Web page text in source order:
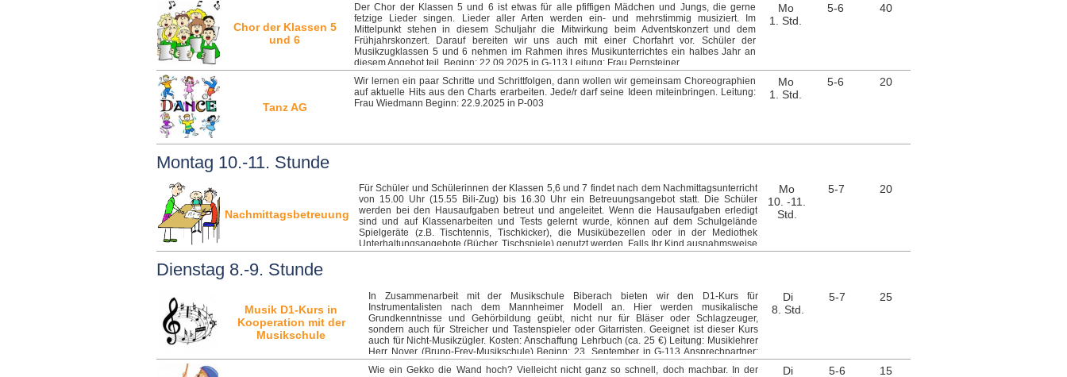
Klasse kennenlernt und die Arbeit wirklich Spaß macht. Du hast Lust, gemeinsam mit
anderen Schüler*innen Ideen zu entwickeln, Projekte ins Leben zu rufen und das Schulleben
aktiv mitzugestalten? Dann bist du bei uns genau richtig. Wir freuen uns immer auf neue,
motivierte Mitglieder! Beginn: 25.09.25 Leitung: Frau Heinkele, Herr Ott
Chor der Klassen 5
und 6
Der Chor der Klassen 5 und 6 ist etwas für alle pfiffigen Mädchen und Jungs, die gerne
fetzige Lieder singen. Lieder aller Arten werden ein- und mehrstimmig musiziert. Im
Mittelpunkt stehen in diesem Schuljahr die Mitwirkung beim Adventskonzert und dem
Frühjahrskonzert. Darauf bereiten wir uns auch mit einer Chorfahrt vor. Schüler der
Musikzugklassen 5 und 6 nehmen im Rahmen ihres Musikunterrichtes ein halbes Jahr an
diesem Angebot teil. Beginn: 22.09.2025 in G-113 Leitung: Frau Pernsteiner
Mo
1. Std.
5-6 40
Tanz AG
Wir lernen ein paar Schritte und Schrittfolgen, dann wollen wir gemeinsam Choreographien
auf aktuelle Hits aus den Charts erarbeiten. Jede/r darf seine Ideen miteinbringen. Leitung:
Frau Wiedmann Beginn: 22.9.2025 in P-003
Mo
1. Std.
5-6 20
Montag 10.-11. Stunde
Nachmittagsbetreuung
Für Schüler und Schülerinnen der Klassen 5,6 und 7 findet nach dem Nachmittagsunterricht
von 15.00 Uhr (15.55 Bili-Zug) bis 16.30 Uhr ein Betreuungsangebot statt. Die Schüler
werden bei den Hausaufgaben betreut und angeleitet. Wenn die Hausaufgaben erledigt
sind und auf Klassenarbeiten und Tests gelernt wurde, können auf dem Schulgelände
Spielgeräte (z.B. Tischtennis, Tischkicker), die Musikübezellen oder in der Mediothek
Unterhaltungsangebote (Bücher, Tischspiele) genutzt werden. Falls Ihr Kind ausnahmsweise
nicht an der Betreuung teilnehmen kann (z.B. bei Krankheit oder Arzttermin), informieren Sie
Mo
10. -11.
Std.
5-7 20
Dienstag 8.-9. Stunde
Musik D1-Kurs in
Kooperation mit der
Musikschule
In Zusammenarbeit mit der Musikschule Biberach bieten wir den D1-Kurs für
Instrumentalisten nach dem Mannheimer Modell an. Hier werden musikalische
Grundkenntnisse und Gehörbildung geübt, nicht nur für Bläser oder Schlagzeuger,
sondern auch für Streicher und Tastenspieler oder Gitarristen. Geeignet ist dieser Kurs
auch für Nicht-Musikzügler. Kosten: Anschaffung Lehrbuch (ca. 25 €) Leitung: Musiklehrer
Herr Nover (Bruno-Frey-Musikschule) Beginn: 23. September in G-113 Ansprechpartner:
Frau Herzog
Di
8. Std.
5-7 25
Wie ein Gekko die Wand hoch? Vielleicht nicht ganz so schnell, doch machbar. In der
Di
5-6 15